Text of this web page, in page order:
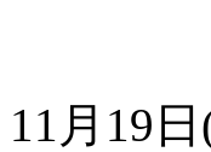
11月19